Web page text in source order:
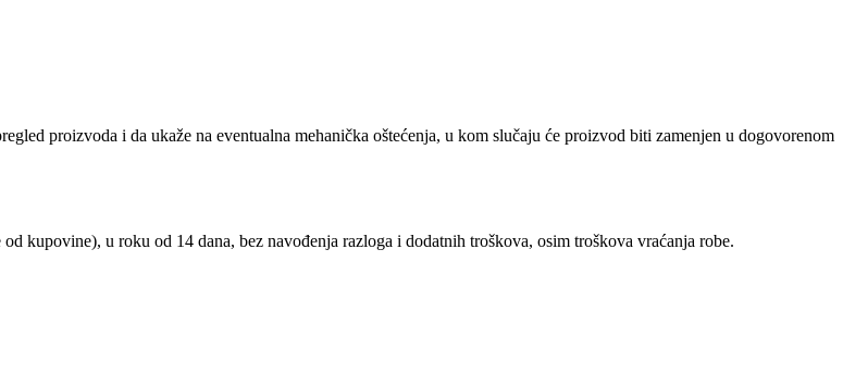
proizvoda i da ukaže na eventualna mehanička oštećenja, u kom slučaju će proizvod biti zamenjen u dogovorenom
kupovine), u roku od 14 dana, bez navođenja razloga i dodatnih troškova, osim troškova vraćanja robe.